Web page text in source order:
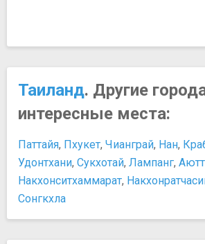
Таиланд. Другие
интересные места:
Паттайя, Пхукет, Чианграй, Нан,
Удонтхани, Сукхотай, Лампанг,
Накхонситхаммарат,
Сонгкхла